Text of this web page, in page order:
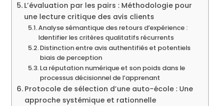
L’évaluation par les pairs : Méthodologie pour
une lecture critique des avis clients
Analyse sémantique des retours d’expérience :
Identifier les critères qualitatifs récurrents
Distinction entre avis authentifiés et potentiels
biais de perception
La réputation numérique et son poids dans le
processus décisionnel de l’apprenant
Protocole de sélection d’une auto-école : Une
approche systémique et rationnelle